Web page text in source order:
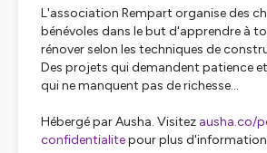
L'association Rempart organise des
bénévoles dans le but d'apprendre à
rénover selon les techniques de
Des projets qui demandent patience
qui ne manquent pas de richesse...
Hébergé par Ausha. Visitez ausha.co/
confidentialitepour plus